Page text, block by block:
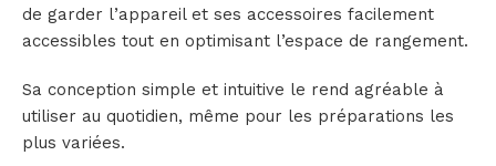
de garder l’appareil et ses accessoires facilement
accessibles tout en optimisant l’espace de rangement.
Sa conception simple et intuitive le rend agréable à
utiliser au quotidien, même pour les préparations les
plus variées.